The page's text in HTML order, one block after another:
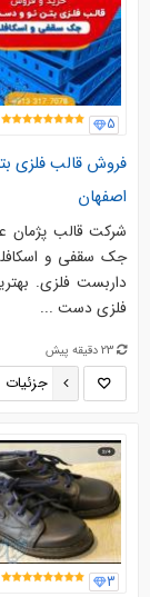
5
فروش قالب فلزی
اصفهان
شرکت قالب پژمان
جک سقفی و
داربست فلزی.
فلزی دست ...
23 دقیقه پیش
جزئیات
3